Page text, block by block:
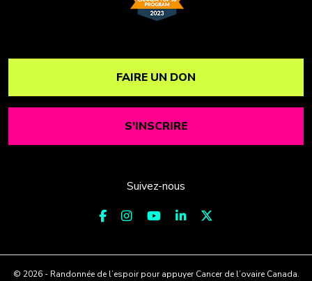
FAIRE UN DON
S'INSCRIRE
Suivez-nous
© 2026 - Randonnée de l’espoir pour appuyer Cancer de l’ovaire Canada.